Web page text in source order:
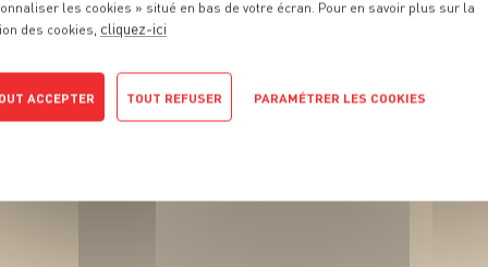
cherchons tous l’âme sœur. Chez Grand Frais, soyez sûrs
trouver le partenaire idéal à n’importe quel produit.
les cookies » situé en bas de votre écran. Pour en savoir plus sur la
des cookies, cliquez-ici
ACCEPTER TOUT REFUSER PARAMÉTRER LES COOKIES